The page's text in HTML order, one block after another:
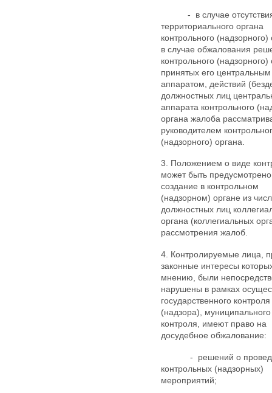
- в случае
территориального органа
контрольного (надзорного)
в случае обжалования
контрольного (надзорного)
принятых его центральным
аппаратом, действий
должностных лиц
аппарата контрольного
органа жалоба
руководителем
(надзорного) органа.
3. Положением о виде
может быть предусмотрено
создание в контрольном
(надзорном) органе из
должностных лиц
органа (коллегиальных
рассмотрения жалоб.
4. Контролируемые лица,
законные интересы
мнению, были
нарушены в рамках
государственного контроля
(надзора), муниципального
контроля, имеют право на
досудебное обжалование:
- решений о
контрольных (надзорных)
мероприятий;